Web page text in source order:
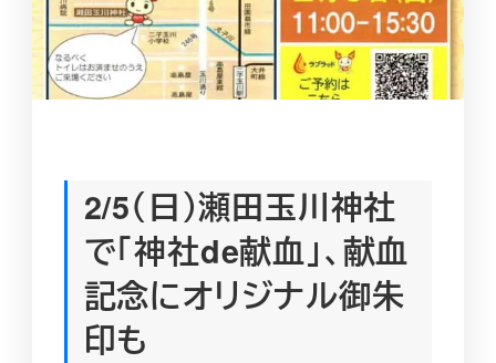
2/5（日）瀬田玉川神社
で「神社de献血」、献血
記念にオリジナル御朱
印も